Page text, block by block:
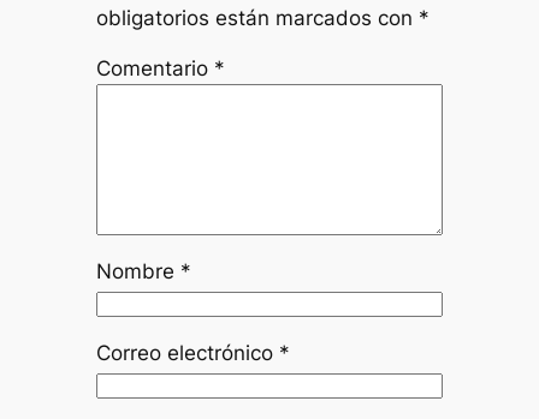
obligatorios están marcados con *
Comentario *
Nombre *
Correo electrónico *